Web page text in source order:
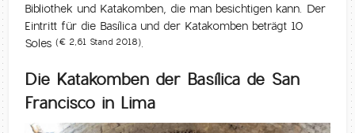
Bibliothek und Katakomben, die man besichtigen kann. Der
Eintritt für die Basílica und der Katakomben beträgt 10
Soles(€ 2,61 Stand 2018).
Die Katakomben der Basílica de San
Francisco in Lima